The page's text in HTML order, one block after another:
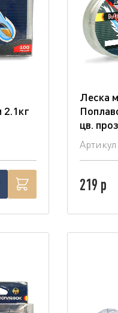
Леска
цв.
Артикул
219 р